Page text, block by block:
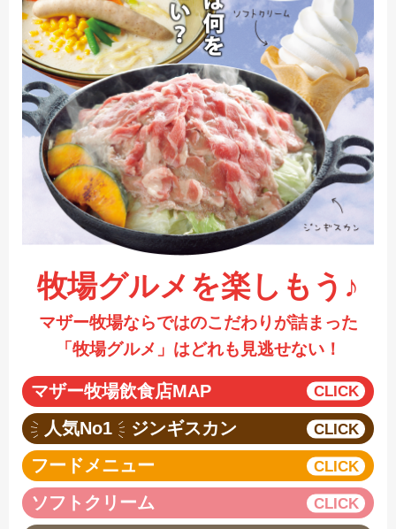
団体プラン
採用情報
牧場グルメを楽しもう♪
マザー牧場ならではのこだわりが詰まった
「牧場グルメ」はどれも見逃せない！
マザー牧場飲食店MAP
人気No1
ジンギスカン
フードメニュー
ソフトクリーム